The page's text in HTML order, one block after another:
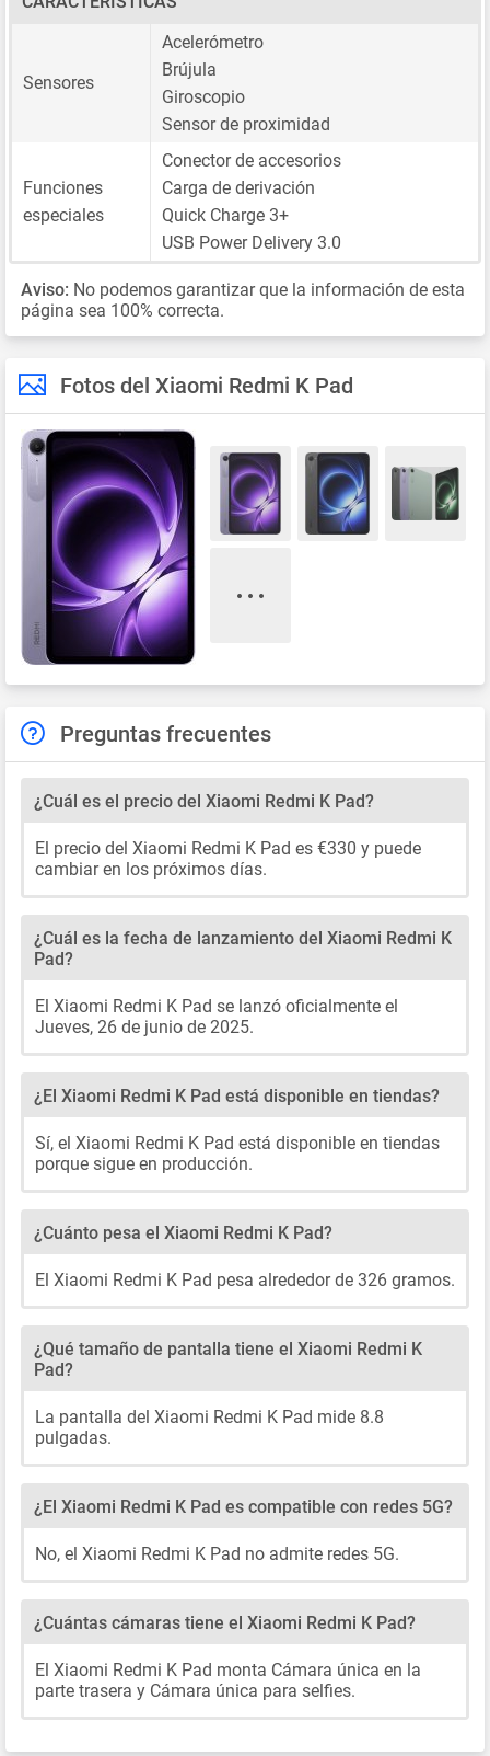
Sensores
Acelerómetro
Brújula
Giroscopio
Sensor de proximidad
Funciones
especiales
Conector de accesorios
Carga de derivación
Quick Charge 3+
USB Power Delivery 3.0
Aviso: No podemos garantizar que la información de esta
página sea 100% correcta.
Fotos del Xiaomi Redmi K Pad
Preguntas frecuentes
¿Cuál es el precio del Xiaomi Redmi K Pad?
El precio del Xiaomi Redmi K Pad es €330 y puede
cambiar en los próximos días.
¿Cuál es la fecha de lanzamiento del Xiaomi Redmi K
Pad?
El Xiaomi Redmi K Pad se lanzó oficialmente el
Jueves, 26 de junio de 2025.
¿El Xiaomi Redmi K Pad está disponible en tiendas?
Sí, el Xiaomi Redmi K Pad está disponible en tiendas
porque sigue en producción.
¿Cuánto pesa el Xiaomi Redmi K Pad?
El Xiaomi Redmi K Pad pesa alrededor de 326 gramos.
¿Qué tamaño de pantalla tiene el Xiaomi Redmi K
Pad?
La pantalla del Xiaomi Redmi K Pad mide 8.8
pulgadas.
¿El Xiaomi Redmi K Pad es compatible con redes 5G?
No, el Xiaomi Redmi K Pad no admite redes 5G.
¿Cuántas cámaras tiene el Xiaomi Redmi K Pad?
El Xiaomi Redmi K Pad monta Cámara única en la
parte trasera y Cámara única para selfies.